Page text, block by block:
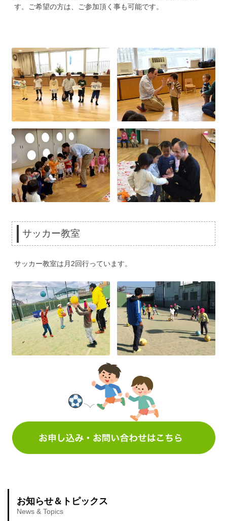
す。ご希望の方は、ご参加頂く事も可能です。
サッカー教室
サッカー教室は月2回行っています。
お知らせ＆トピックス
News & Topics